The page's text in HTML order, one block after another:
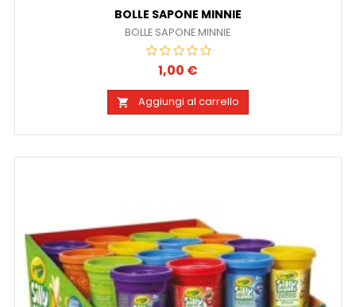
BOLLE SAPONE MINNIE
BOLLE SAPONE MINNIE
Prezzo
1,00 €
 Aggiungi al carrello